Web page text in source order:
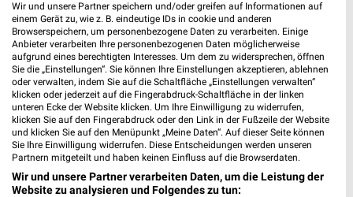
Heute 07:00 - 20:00 Uhr | Geöffnet
14,79 km
dm Traunstein
Franz-Xaver-Steber-Straße 7
83278 Traunstein
Heute 08:00 - 20:00 Uhr |
Geöffnet
23,21 km
Wir und unsere Partner speichern und/oder greifen auf Informationen auf
einem Gerät zu, wie z. B. eindeutige IDs in cookie und anderen
Browserspeichern, um personenbezogene Daten zu verarbeiten. Einige
Anbieter verarbeiten Ihre personenbezogenen Daten möglicherweise
aufgrund eines berechtigten Interesses. Um dem zu widersprechen, öffnen
Sie die „Einstellungen“. Sie können Ihre Einstellungen akzeptieren, ablehnen
oder verwalten, indem Sie auf die Schaltfläche „Einstellungen verwalten“
klicken oder jederzeit auf die Fingerabdruck-Schaltfläche in der linken
unteren Ecke der Website klicken. Um Ihre Einwilligung zu widerrufen,
klicken Sie auf den Fingerabdruck oder den Link in der Fußzeile der Website
und klicken Sie auf den Menüpunkt „Meine Daten“. Auf dieser Seite können
Sie Ihre Einwilligung widerrufen. Diese Entscheidungen werden unseren
Partnern mitgeteilt und haben keinen Einfluss auf die Browserdaten.
Wir und unsere Partner verarbeiten Daten, um die Leistung der
Website zu analysieren und Folgendes zu tun: